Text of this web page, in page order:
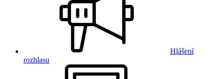
Hlášení
rozhlasu